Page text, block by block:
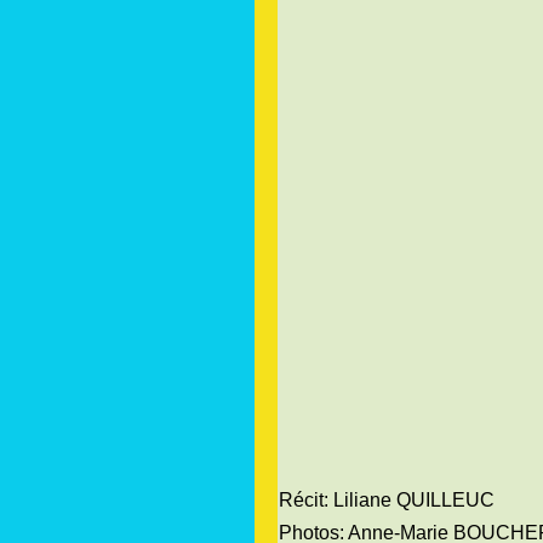
Récit: Liliane QUILLEUC
Photos: Anne-Marie